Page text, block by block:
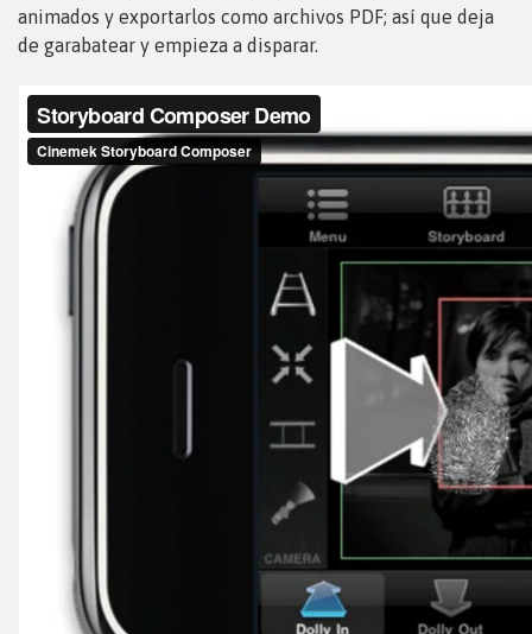
animados y exportarlos como archivos PDF; así que deja
de garabatear y empieza a disparar.